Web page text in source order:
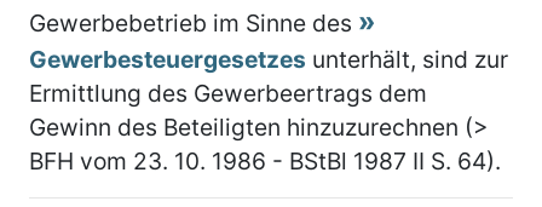
Gewerbebetrieb im Sinne des
Gewerbesteuergesetzes unterhält, sind zur
Ermittlung des Gewerbeertrags dem
Gewinn des Beteiligten hinzuzurechnen (>
BFH vom 23. 10. 1986 - BStBl 1987 II S. 64).